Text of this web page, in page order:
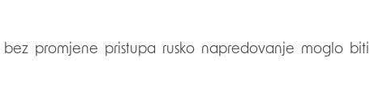
promjene pristupa rusko napredovanje moglo biti